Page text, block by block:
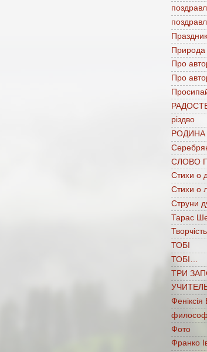
Природа
Про
Про
різдво
РОДИНА
СЛОВО
Стихи о
Стихи о
Струни
Тарас
ТОБІ
ТОБІ…
ТРИ
Феніксія
Фото
Франко